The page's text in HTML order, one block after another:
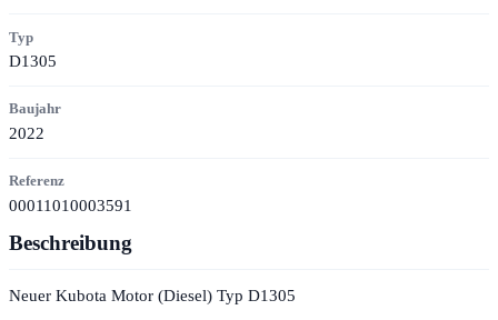
Typ
D1305
Baujahr
2022
Referenz
00011010003591
Beschreibung
Neuer Kubota Motor (Diesel) Typ D1305